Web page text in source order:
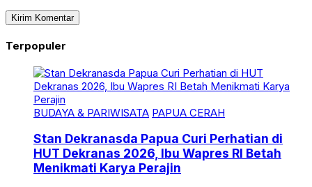
Terpopuler
BUDAYA & PARIWISATA PAPUA CERAH
Stan Dekranasda Papua Curi Perhatian di
HUT Dekranas 2026, Ibu Wapres RI Betah
Menikmati Karya Perajin